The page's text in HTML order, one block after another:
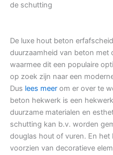
de schutting
De luxe hout beton
duurzaamheid van beton met
waarmee dit een populaire
op zoek zijn naar een
Dus lees meer om er over te
beton hekwerk is een
duurzame materialen en
schutting kan b.v. worden
douglas hout of vuren. En
voorzien van decoratieve